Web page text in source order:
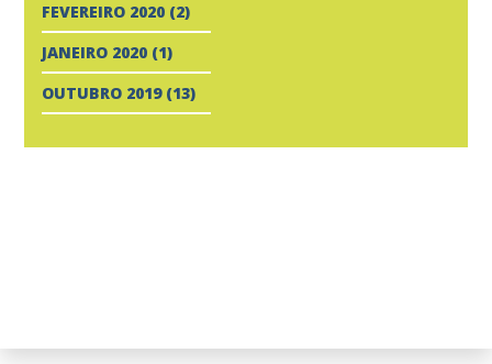
FEVEREIRO 2020 (2)
JANEIRO 2020 (1)
OUTUBRO 2019(13)